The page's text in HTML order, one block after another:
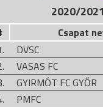
2020/
Csapat
DVSC
VASAS FC
GYIRMÓT FC GYŐR
PMFC